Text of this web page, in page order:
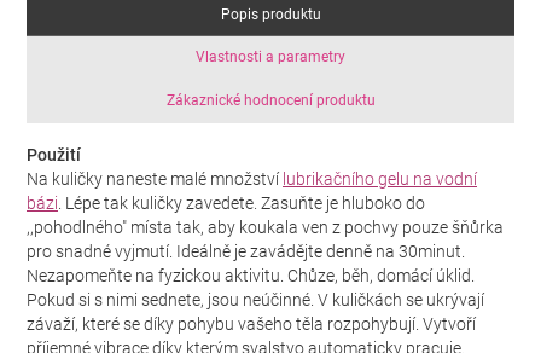
Popis produktu
Vlastnosti a parametry
Zákaznické hodnocení produktu
Použití
Na kuličky naneste malé množství lubrikačního gelu na vodní
bázi. Lépe tak kuličky zavedete. Zasuňte je hluboko do
,,pohodlného" místa tak, aby koukala ven z pochvy pouze šňůrka
pro snadné vyjmutí. Ideálně je zavádějte denně na 30minut.
Nezapomeňte na fyzickou aktivitu. Chůze, běh, domácí úklid.
Pokud si s nimi sednete, jsou neúčinné. V kuličkách se ukrývají
závaží, které se díky pohybu vašeho těla rozpohybují. Vytvoří
příjemné vibrace díky kterým svalstvo automaticky pracuje.